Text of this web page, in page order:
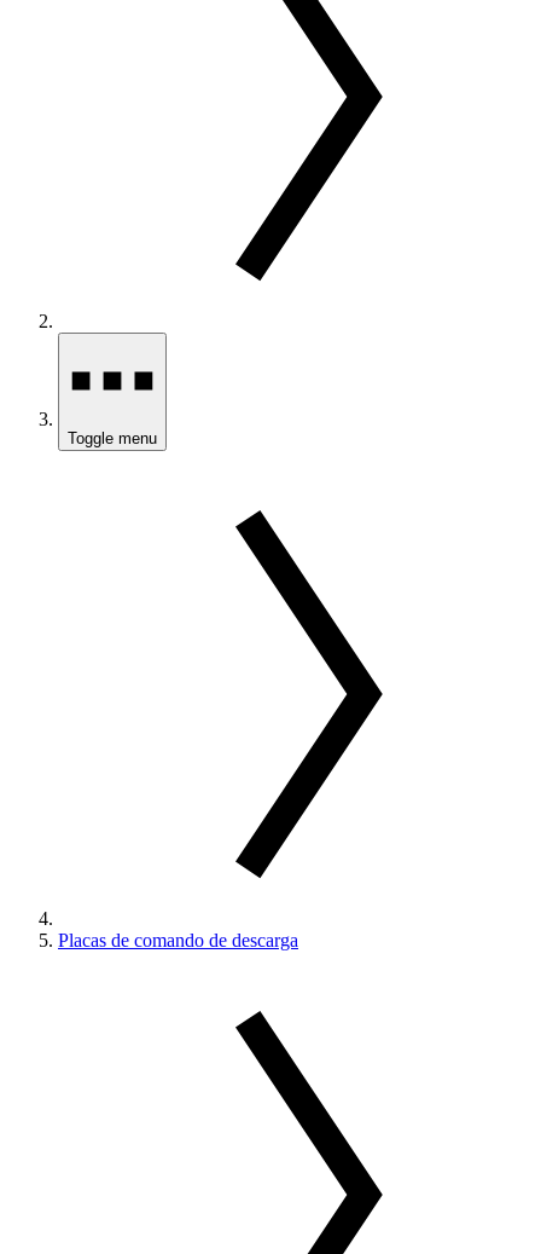
Toggle menu
Placas de comando de descarga